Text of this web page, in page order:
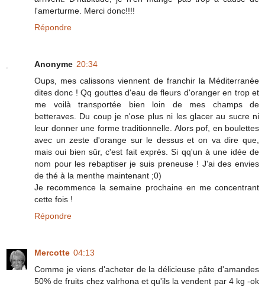
l'amerturme. Merci donc!!!!
Répondre
Anonyme 20:34
Oups, mes calissons viennent de franchir la Méditerranée
dites donc ! Qq gouttes d'eau de fleurs d'oranger en trop et
me voilà transportée bien loin de mes champs de
betteraves. Du coup je n'ose plus ni les glacer au sucre ni
leur donner une forme traditionnelle. Alors pof, en boulettes
avec un zeste d'orange sur le dessus et on va dire que,
mais oui bien sûr, c'est fait exprès. Si qq'un à une idée de
nom pour les rebaptiser je suis preneuse ! J'ai des envies
de thé à la menthe maintenant ;0)
Je recommence la semaine prochaine en me concentrant
cette fois !
Répondre
Mercotte 04:13
Comme je viens d'acheter de la délicieuse pâte d'amandes
50% de fruits chez valrhona et qu'ils la vendent par 4 kg -ok